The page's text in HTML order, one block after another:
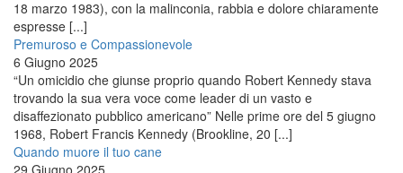
18 marzo 1983), con la malinconia, rabbia e dolore chiaramente
espresse [...]
Premuroso e Compassionevole
6 Giugno 2025
“Un omicidio che giunse proprio quando Robert Kennedy stava
trovando la sua vera voce come leader di un vasto e
disaffezionato pubblico americano” Nelle prime ore del 5 giugno
1968, Robert Francis Kennedy (Brookline, 20 [...]
Quando muore il tuo cane